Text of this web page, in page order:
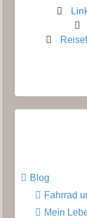
Blog
Fahrrad
Mein